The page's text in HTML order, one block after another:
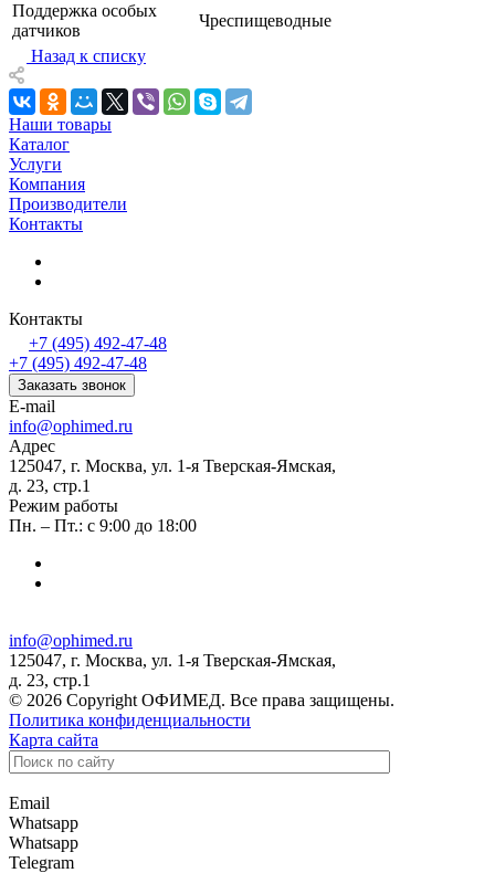
Поддержка особых
датчиков
Чреспищеводные
Назад к списку
Наши товары
Каталог
Услуги
Компания
Производители
Контакты
Контакты
+7 (495) 492-47-48
+7 (495) 492-47-48
Заказать звонок
E-mail
info@ophimed.ru
Адрес
125047, г. Москва, ул. 1-я Тверская-Ямская,
д. 23, стр.1
Режим работы
Пн. – Пт.: с 9:00 до 18:00
info@ophimed.ru
125047, г. Москва, ул. 1-я Тверская-Ямская,
д. 23, стр.1
© 2026 Copyright ОФИМЕД. Все права защищены.
Политика конфиденциальности
Карта сайта
Email
Whatsapp
Whatsapp
Telegram